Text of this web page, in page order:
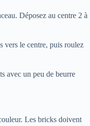
Déposez au centre 2 à
vers le centre, puis roulez
avec un peu de beurre
Les bricks doivent